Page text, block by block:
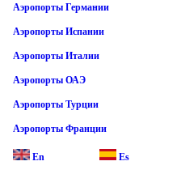
Аэропорты Германии
Аэропорты Испании
Аэропорты Италии
Аэропорты ОАЭ
Аэропорты Турции
Аэропорты Франции
En Es